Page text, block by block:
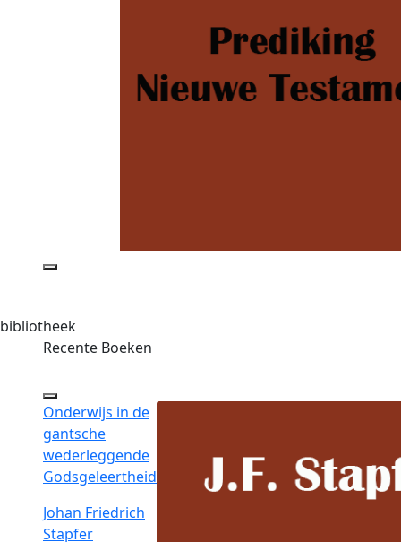
bibliotheek
Recente Boeken
Onderwijs in de
gantsche
wederleggende
Godsgeleertheid
Johan Friedrich
Stapfer